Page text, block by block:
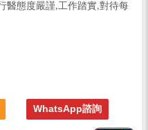
醫態度嚴謹,工作踏實,對待每
WhatsApp諮詢